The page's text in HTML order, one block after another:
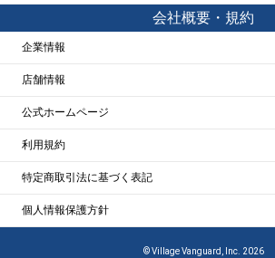
会社概要・規約
企業情報
店舗情報
公式ホームページ
利用規約
特定商取引法に基づく表記
個人情報保護方針
© Village Vanguard, Inc. 2026